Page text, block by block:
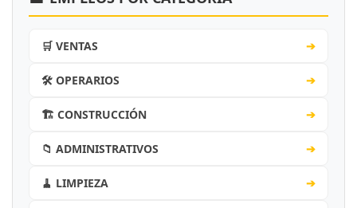
🛒 VENTAS ➔
🛠️ OPERARIOS ➔
🏗️ CONSTRUCCIÓN ➔
📁 ADMINISTRATIVOS ➔
🧹 LIMPIEZA ➔